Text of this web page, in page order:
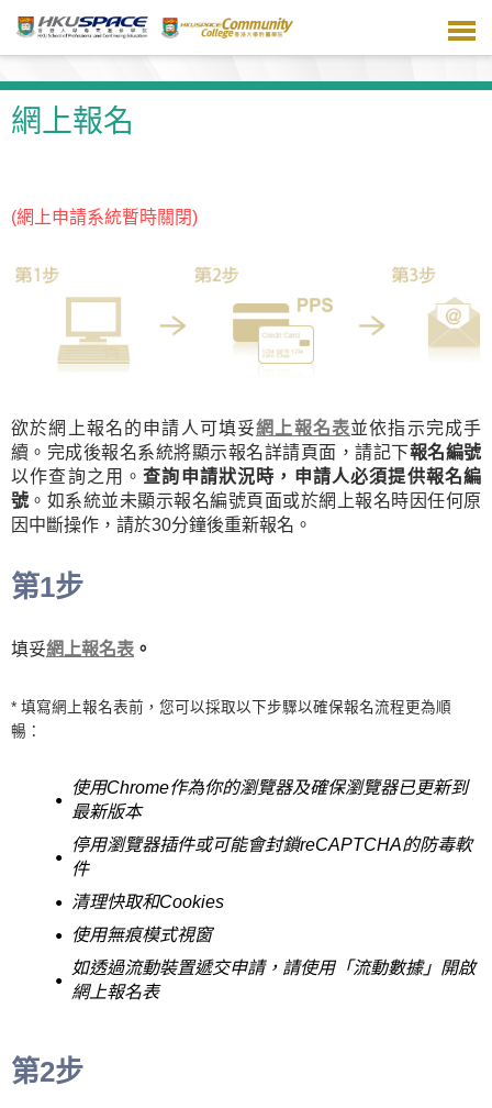
主
容網上報名
(網上申請系統暫時關閉)
欲於網上報名的申請人可填妥網上報名表並依指示完成手
續。完成後報名系統將顯示報名詳請頁面，請記下報名編號
以作查詢之用。查詢申請狀況時，申請人必須提供報名編
號 。如系統並未顯示報名編號頁面或於網上報名時因任何原
因中斷操作，請於30分鐘後重新報名。
第1步
填妥網上報名表 。
* 填寫網上報名表前，您可以採取以下步驟以確保報名流程更為順
暢：
使用Chrome作為你的瀏覽器及確保瀏覽器已更新到
最新版本
停用瀏覽器插件或可能會封鎖reCAPTCHA的防毒軟
件
清理快取和Cookies
使用無痕模式視窗
如透過流動裝置遞交申請，請使用「流動數據」開啟
網上報名表
第2步